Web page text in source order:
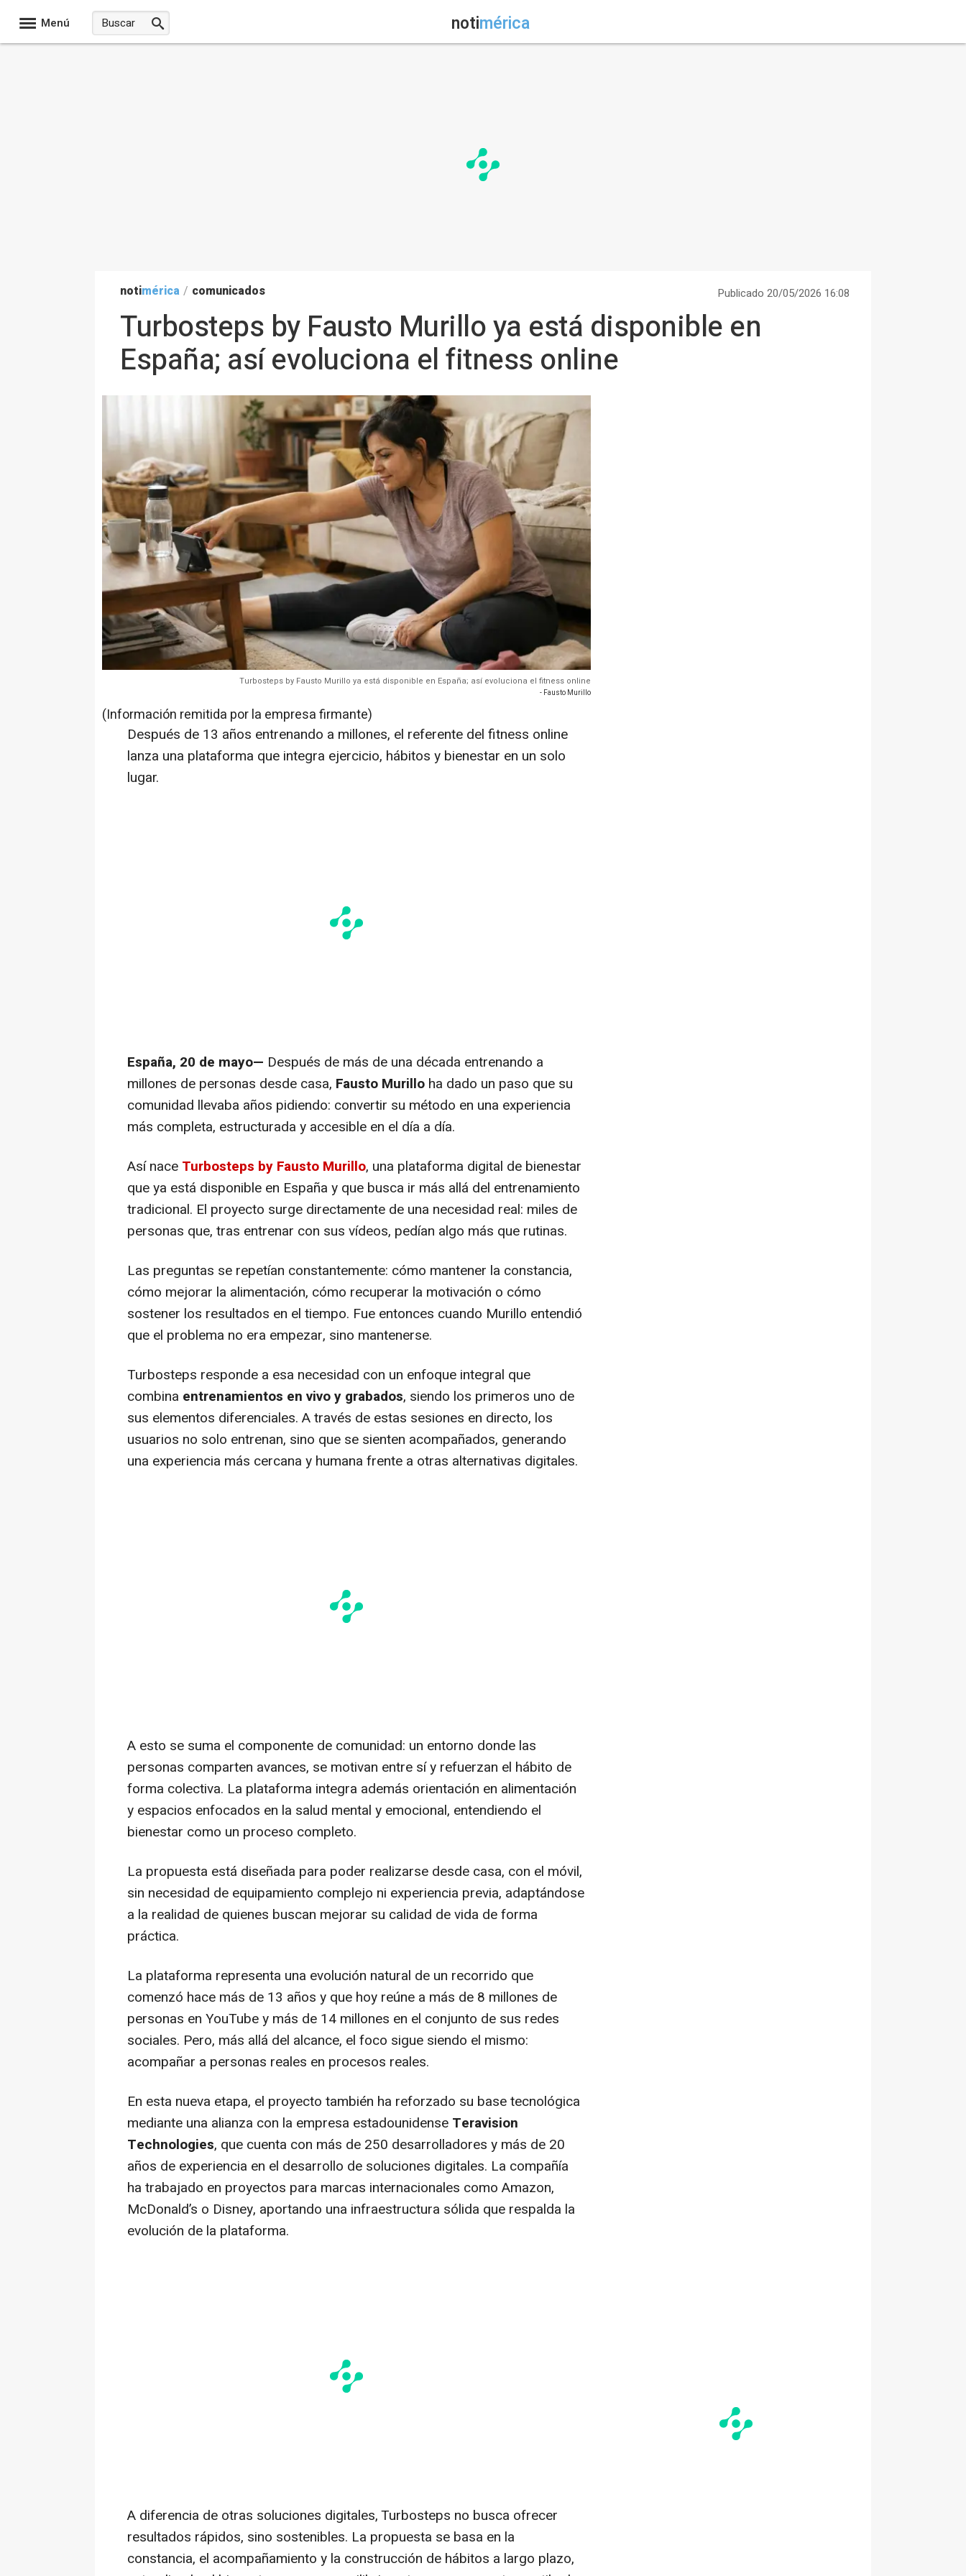
Menú notimérica
notimérica / comunicados Publicado 20/05/2026 16:08
Turbosteps by Fausto Murillo ya está disponible en
España; así evoluciona el fitness online
Turbosteps by Fausto Murillo ya está disponible en España; así evoluciona el fitness online
- Fausto Murillo
(Información remitida por la empresa firmante)
Después de 13 años entrenando a millones, el referente del fitness online
lanza una plataforma que integra ejercicio, hábitos y bienestar en un solo
lugar.
España, 20 de mayo— Después de más de una década entrenando a
millones de personas desde casa, Fausto Murillo ha dado un paso que su
comunidad llevaba años pidiendo: convertir su método en una experiencia
más completa, estructurada y accesible en el día a día.
Así nace Turbosteps by Fausto Murillo, una plataforma digital de bienestar
que ya está disponible en España y que busca ir más allá del entrenamiento
tradicional. El proyecto surge directamente de una necesidad real: miles de
personas que, tras entrenar con sus vídeos, pedían algo más que rutinas.
Las preguntas se repetían constantemente: cómo mantener la constancia,
cómo mejorar la alimentación, cómo recuperar la motivación o cómo
sostener los resultados en el tiempo. Fue entonces cuando Murillo entendió
que el problema no era empezar, sino mantenerse.
Turbosteps responde a esa necesidad con un enfoque integral que
combina entrenamientos en vivo y grabados, siendo los primeros uno de
sus elementos diferenciales. A través de estas sesiones en directo, los
usuarios no solo entrenan, sino que se sienten acompañados, generando
una experiencia más cercana y humana frente a otras alternativas digitales.
A esto se suma el componente de comunidad: un entorno donde las
personas comparten avances, se motivan entre sí y refuerzan el hábito de
forma colectiva. La plataforma integra además orientación en alimentación
y espacios enfocados en la salud mental y emocional, entendiendo el
bienestar como un proceso completo.
La propuesta está diseñada para poder realizarse desde casa, con el móvil,
sin necesidad de equipamiento complejo ni experiencia previa, adaptándose
a la realidad de quienes buscan mejorar su calidad de vida de forma
práctica.
La plataforma representa una evolución natural de un recorrido que
comenzó hace más de 13 años y que hoy reúne a más de 8 millones de
personas en YouTube y más de 14 millones en el conjunto de sus redes
sociales. Pero, más allá del alcance, el foco sigue siendo el mismo:
acompañar a personas reales en procesos reales.
En esta nueva etapa, el proyecto también ha reforzado su base tecnológica
mediante una alianza con la empresa estadounidense Teravision
Technologies, que cuenta con más de 250 desarrolladores y más de 20
años de experiencia en el desarrollo de soluciones digitales. La compañía
ha trabajado en proyectos para marcas internacionales como Amazon,
McDonald’s o Disney, aportando una infraestructura sólida que respalda la
evolución de la plataforma.
A diferencia de otras soluciones digitales, Turbosteps no busca ofrecer
resultados rápidos, sino sostenibles. La propuesta se basa en la
constancia, el acompañamiento y la construcción de hábitos a largo plazo,